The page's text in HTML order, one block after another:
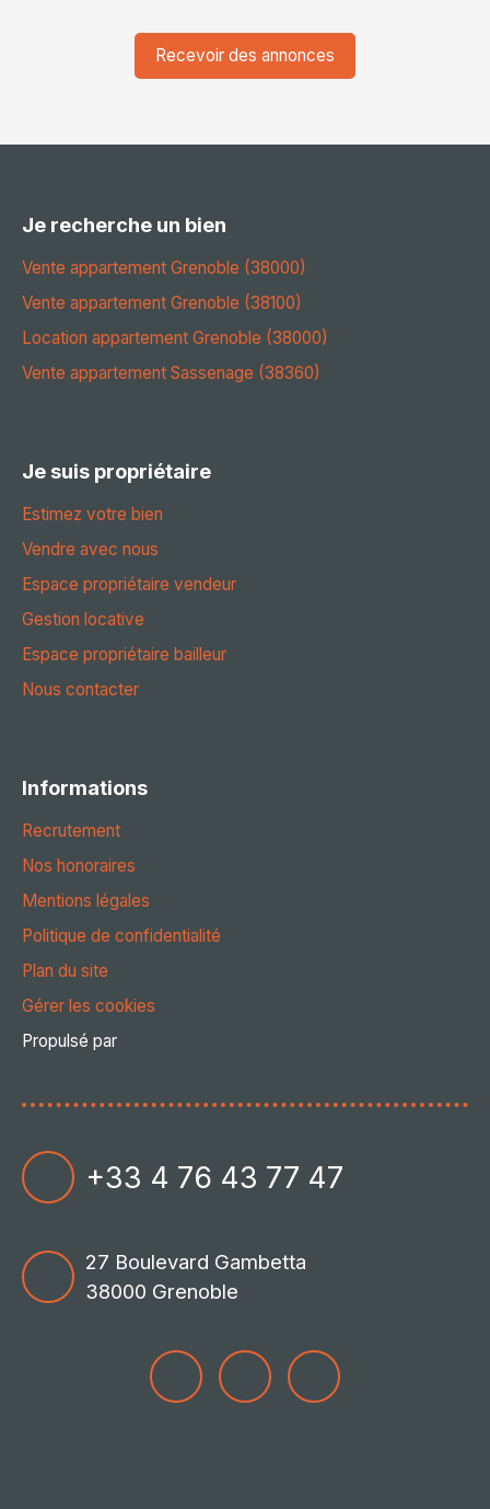
Recevoir des annonces
Je recherche un bien
Vente appartement Grenoble (38000)
Vente appartement Grenoble (38100)
Location appartement Grenoble (38000)
Vente appartement Sassenage (38360)
Je suis propriétaire
Estimez votre bien
Vendre avec nous
Espace propriétaire vendeur
Gestion locative
Espace propriétaire bailleur
Nous contacter
Informations
Recrutement
Nos honoraires
Mentions légales
Politique de confidentialité
Plan du site
Gérer les cookies
Propulsé par
+33 4 76 43 77 47
27 Boulevard Gambetta
38000 Grenoble